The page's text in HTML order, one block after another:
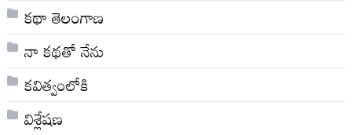
కథా తెలంగాణ
నా క‌థ‌తో నేను
కవిత్వంలోకి
విశ్లేషణ